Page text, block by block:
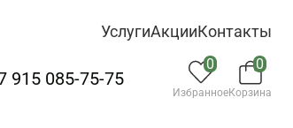
УслугиАкцииКонтакты
915 085-75-75
0
Избранное
0
Корзина